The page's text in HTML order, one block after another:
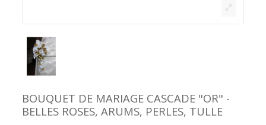
BOUQUET DE MARIAGE CASCADE "OR" -
BELLES ROSES, ARUMS, PERLES, TULLE